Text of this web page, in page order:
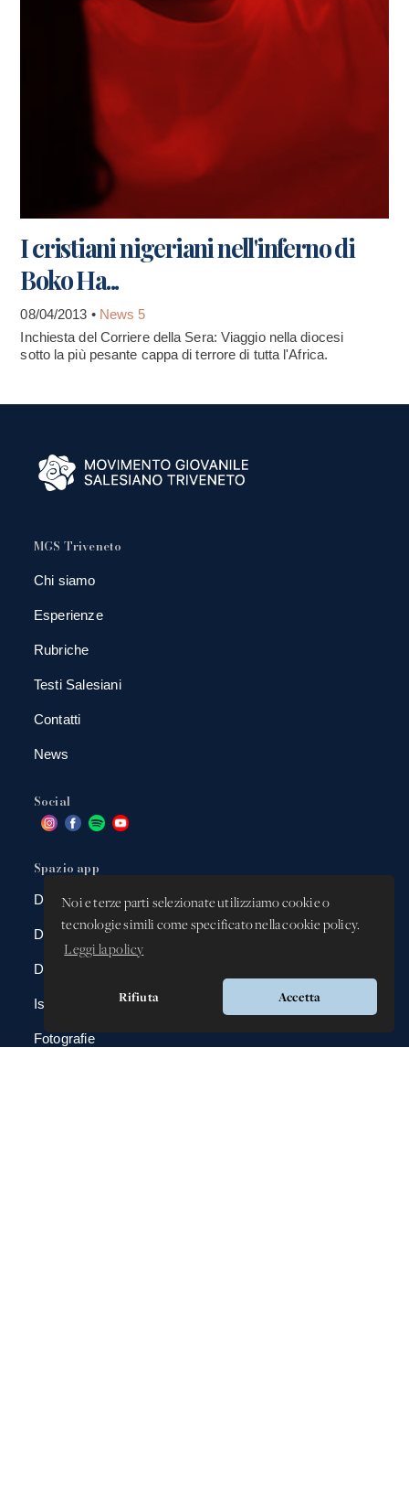
Noi e terze parti selezionate utilizziamo cookie o
tecnologie simili come specificato nella cookie policy.
Leggi la policy
Rifiuta Accetta
I cristiani nigeriani nell'inferno di
Boko Ha...
08/04/2013 • News 5
Inchiesta del Corriere della Sera: Viaggio nella diocesi
sotto la più pesante cappa di terrore di tutta l'Africa.
MGS Triveneto
Chi siamo
Esperienze
Rubriche
Testi Salesiani
Contatti
News
Social
Spazio app
DBAnima
DBContest
DBDrive
Iscrizioni
Fotografie